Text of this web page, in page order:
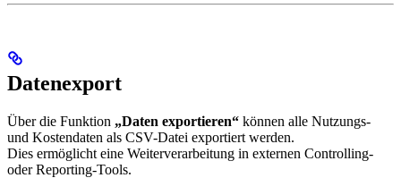
Datenexport
Über die Funktion „Daten exportieren“ können alle Nutzungs-
und Kostendaten als CSV-Datei exportiert werden.
Dies ermöglicht eine Weiterverarbeitung in externen Controlling-
oder Reporting-Tools.